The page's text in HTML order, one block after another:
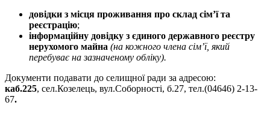
довідки з місця проживання про склад сім’ї та
реєстрацію;
інформаційну довідку з єдиного державного реєстру
нерухомого майна (на кожного члена сім’ї, який
перебуває на зазначеному обліку).
Документи подавати до селищної ради за адресою:
каб.225, сел.Козелець, вул.Соборності, б.27, тел.(04646) 2-13-
67.